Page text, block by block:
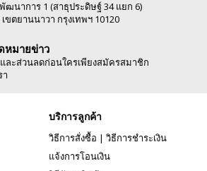
ฒนาการ 1 (สาธุประดิษฐ์ 34 แยก 6)
ขตยานนาวา กรุงเทพฯ 10120
หมายข่าว
ละส่วนลดก่อนใครเพียงสมัครสมาชิก
บริการลูกค้า
วิธีการสั่งซื้อ | วิธีการชำระเงิน
แจ้งการโอนเงิน